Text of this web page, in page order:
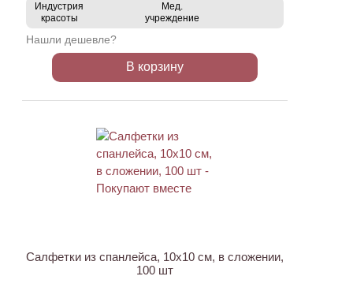
Индустрия
красоты
Мед.
учреждение
Нашли дешевле?
В корзину
Салфетки из спанлейса, 10х10 см, в сложении,
100 шт